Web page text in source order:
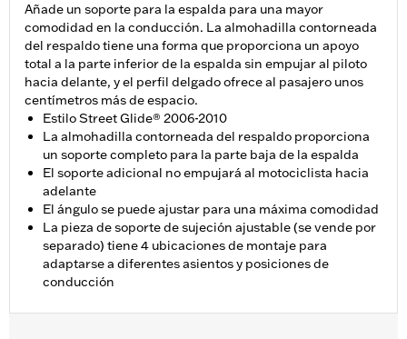
Añade un soporte para la espalda para una mayor
comodidad en la conducción. La almohadilla contorneada
del respaldo tiene una forma que proporciona un apoyo
total a la parte inferior de la espalda sin empujar al piloto
hacia delante, y el perfil delgado ofrece al pasajero unos
centímetros más de espacio.
Estilo Street Glide® 2006-2010
La almohadilla contorneada del respaldo proporciona
un soporte completo para la parte baja de la espalda
El soporte adicional no empujará al motociclista hacia
adelante
El ángulo se puede ajustar para una máxima comodidad
La pieza de soporte de sujeción ajustable (se vende por
separado) tiene 4 ubicaciones de montaje para
adaptarse a diferentes asientos y posiciones de
conducción